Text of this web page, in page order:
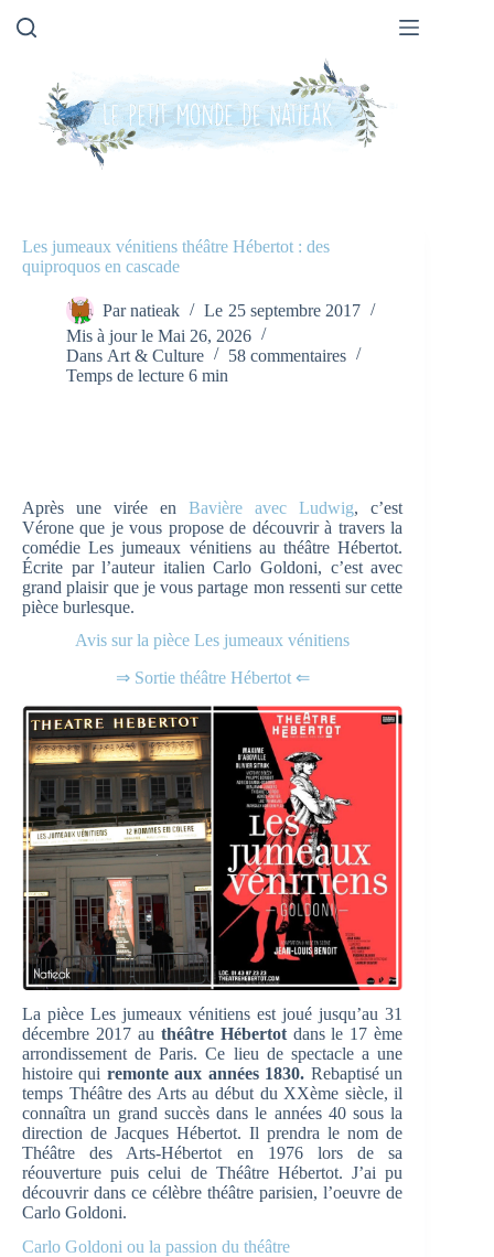
Les jumeaux vénitiens théâtre Hébertot : des
quiproquos en cascade
Par natieak Le 25 septembre 2017
Mis à jour le Mai 26, 2026
Dans Art & Culture
58 commentaires
Temps de lecture 6 min
Après une virée enBavière avec Ludwig, c’est
Vérone que je vous propose de découvrir à travers la
comédie Les jumeaux vénitiens au théâtre Hébertot.
Écrite par l’auteur italien Carlo Goldoni, c’est avec
grand plaisir que je vous partage mon ressenti sur cette
pièce burlesque.
Avis sur la pièce Les jumeaux vénitiens
⇒ Sortie théâtre Hébertot ⇐
La pièce Les jumeaux vénitiens est joué jusqu’au 31
décembre 2017 au théâtre Hébertotdans le 17 ème
arrondissement de Paris. Ce lieu de spectacle a une
histoire qui remonte aux années 1830. Rebaptisé un
temps Théâtre des Arts au début du XXème siècle, il
connaîtra un grand succès dans le années 40 sous la
direction de Jacques Hébertot. Il prendra le nom de
Théâtre des Arts-Hébertot en 1976 lors de sa
réouverture puis celui de Théâtre Hébertot. J’ai pu
découvrir dans ce célèbre théâtre parisien, l’oeuvre de
Carlo Goldoni.
Carlo Goldoni ou la passion du théâtre